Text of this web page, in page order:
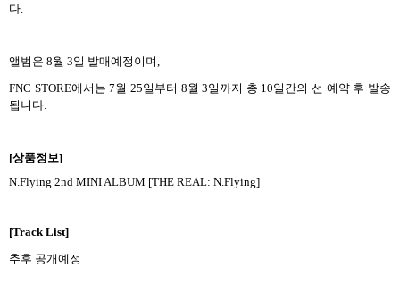
다
앨범은 8월 3일 발매예정이며
FNC STORE에서는7월 25일부터 8월3일까지 총 10일간의 선 예약 후 발송
됩니다
[상품정보]
N.Flying 2nd MINI ALBUM [THE REAL: N.Flying]
[Track List]
추후 공개예정